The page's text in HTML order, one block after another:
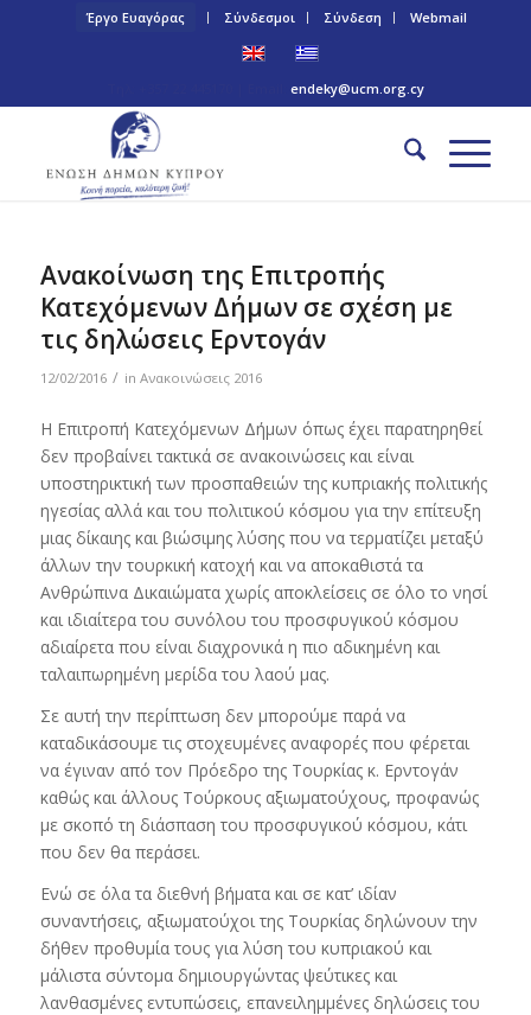
Έργο Ευαγόρας Σύνδεσμοι Σύνδεση Webmail
endeky@ucm.org.cy
Ανακοίνωση της Επιτροπής
Κατεχόμενων Δήμων σε σχέση με
τις δηλώσεις Ερντογάν
12/02/2016 / in Ανακοινώσεις 2016
Η Επιτροπή Κατεχόμενων Δήμων όπως έχει παρατηρηθεί
δεν προβαίνει τακτικά σε ανακοινώσεις και είναι
υποστηρικτική των προσπαθειών της κυπριακής πολιτικής
ηγεσίας αλλά και του πολιτικού κόσμου για την επίτευξη
μιας δίκαιης και βιώσιμης λύσης που να τερματίζει μεταξύ
άλλων την τουρκική κατοχή και να αποκαθιστά τα
Ανθρώπινα Δικαιώματα χωρίς αποκλείσεις σε όλο το νησί
και ιδιαίτερα του συνόλου του προσφυγικού κόσμου
αδιαίρετα που είναι διαχρονικά η πιο αδικημένη και
ταλαιπωρημένη μερίδα του λαού μας.
Σε αυτή την περίπτωση δεν μπορούμε παρά να
καταδικάσουμε τις στοχευμένες αναφορές που φέρεται
να έγιναν από τον Πρόεδρο της Τουρκίας κ. Ερντογάν
καθώς και άλλους Τούρκους αξιωματούχους, προφανώς
με σκοπό τη διάσπαση του προσφυγικού κόσμου, κάτι
που δεν θα περάσει.
Ενώ σε όλα τα διεθνή βήματα και σε κατ’ ιδίαν
συναντήσεις, αξιωματούχοι της Τουρκίας δηλώνουν την
δήθεν προθυμία τους για λύση του κυπριακού και
μάλιστα σύντομα δημιουργώντας ψεύτικες και
λανθασμένες εντυπώσεις, επανειλημμένες δηλώσεις του